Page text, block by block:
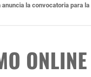
anuncia la convocatoria para
ONLINE